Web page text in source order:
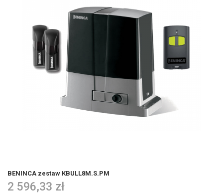
BENINCA zestaw KBULL8M.S.PM
2 596,33 zł